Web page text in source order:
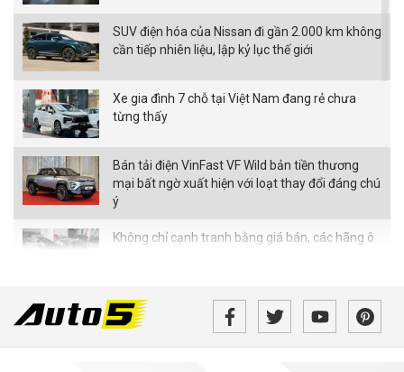
SUV điện hóa của Nissan đi gần 2.000 km không
cần tiếp nhiên liệu, lập kỷ lục thế giới
Xe gia đình 7 chỗ tại Việt Nam đang rẻ chưa
từng thấy
Bán tải điện VinFast VF Wild bản tiền thương
mại bất ngờ xuất hiện với loạt thay đổi đáng chú
ý
Không chỉ cạnh tranh bằng giá bán, các hãng ô
Rolls-Royce Phantom siêu hiếm xuất hiện trong
bài đăng của Hoa hậu Mai Phương Thúy